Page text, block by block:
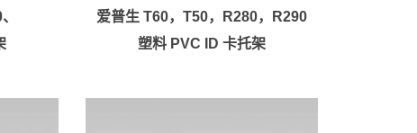
爱普生 T60，T50，R280，R290
塑料 PVC ID 卡托架